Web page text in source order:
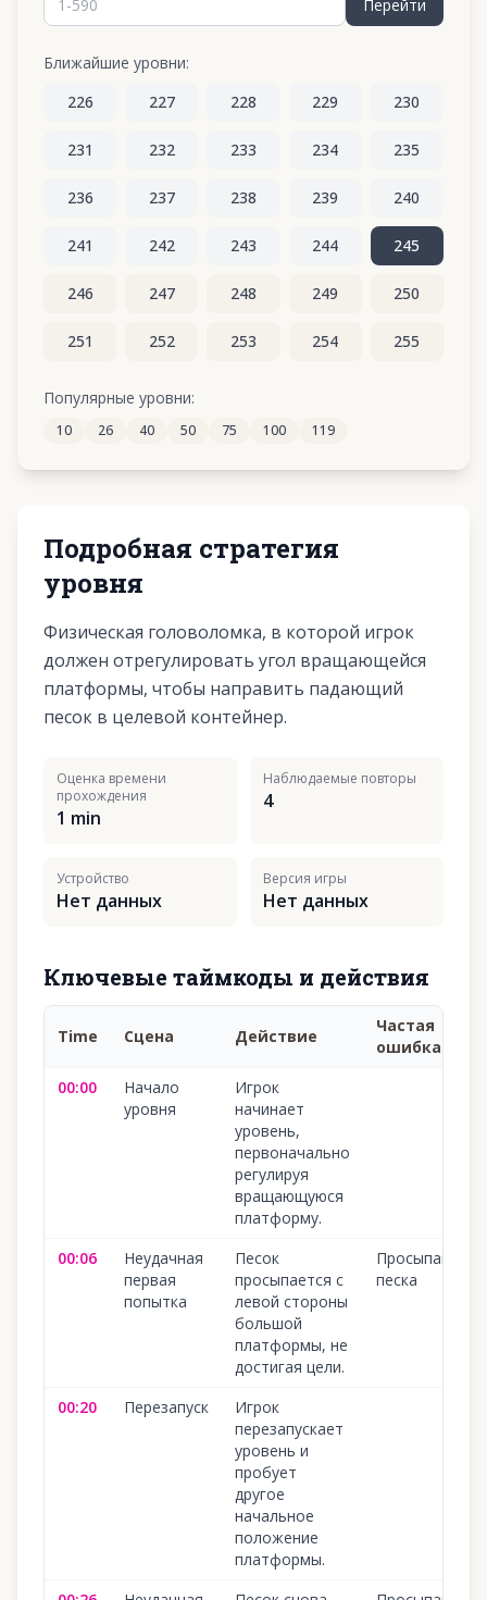
Перейти
Ближайшие уровни:
226
227 228 229 230
231 232 233 234 235
236 237 238 239 240
241 242 243 244 245
246 247 248 249 250
251 252 253 254 255
261 262 263 264
Популярные уровни:
10 26 40 50 75 100 119
Подробная стратегия
уровня
Физическая головоломка, в которой игрок
должен отрегулировать угол вращающейся
платформы, чтобы направить падающий
песок в целевой контейнер.
Оценка времени
прохождения
1 min
Наблюдаемые повторы
4
Устройство
Нет данных
Версия игры
Нет данных
Ключевые таймкоды и действия
Time Сцена Действие
Частая
ошибка
00:00
Начало
уровня
Игрок
начинает
уровень,
первоначально
регулируя
вращающуюся
платформу.
00:06
Неудачная
первая
попытка
Песок
просыпается с
левой стороны
большой
платформы, не
достигая цели.
Просыпание
песка
00:20 Перезапуск
Игрок
перезапускает
уровень и
пробует
другое
начальное
положение
платформы.